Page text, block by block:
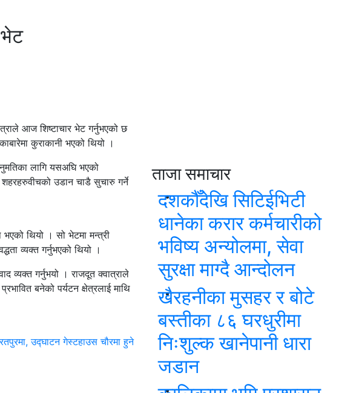
भेट
आज शिष्टाचार भेट गर्नुभएको छ
कुराकानी भएको थियो ।
लागि यसअघि भएको
शहरहरुवीचको उडान चाडै सुचारु गर्ने
थियो । सो भेटमा मन्त्री
व्यक्त गर्नुभएको थियो ।
व्यक्त गर्नुभयो । राजदूत क्वात्राले
बनेको पर्यटन क्षेत्रलाई माथि
उद्घाटन गेस्टहाउस चौरमा हुने
ताजा समाचार
दशकौँदेखि सिटिईभिटी
धानेका करार कर्मचारीको
भविष्य अन्योलमा, सेवा
सुरक्षा माग्दै आन्दोलन
खैरहनीका मुसहर र बोटे
बस्तीका ८६ घरधुरीमा
निःशुल्क खानेपानी धारा
जडान